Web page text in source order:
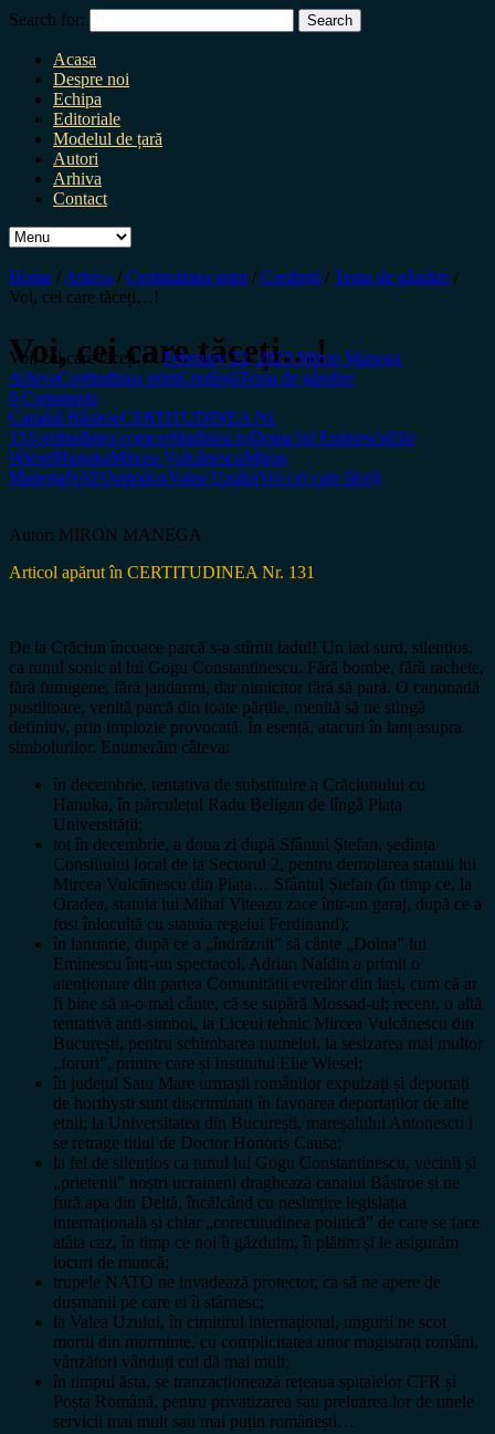
Search for:
Acasa
Despre noi
Echipa
Editoriale
Modelul de țară
Autori
Arhiva
Contact
Home / Arhiva / Certitudinea print / Credință / Tema de gândire /
Voi, cei care tăceți…!
Voi, cei care tăceți…!
Voi, cei care tăceți…! February 22, 2023Miron Manega
ArhivaCertitudinea printCredințăTema de gândire
6 Comments
Canalul BâstroeCERTITUDINEA Nr.
131certitudinea.comcertitudinea.roDoina lui EminescuElie
WieselHanukaMircea VulcănescuMiron
ManegaNATOortodoxValea UzuluiVoi cei care tăceți
Autor: MIRON MANEGA
Articol apărut în CERTITUDINEA Nr. 131
De la Crăciun încoace parcă s-a stîrnit iadul! Un iad surd, silențios,
ca tunul sonic al lui Gogu Constantinescu. Fără bombe, fără rachete,
fără fumigene, fără jandarmi, dar nimicitor fără să pară. O canonadă
pustiitoare, venită parcă din toate părțile, menită să ne stingă
definitiv, prin implozie provocată. În esență, atacuri în lanț asupra
simbolurilor. Enumerăm câteva:
în decembrie, tentativa de substituire a Crăciunului cu
Hanuka, în părculețul Radu Beligan de lîngă Piața
Universității;
tot în decembrie, a doua zi după Sfântul Ștefan, ședința
Consiliului local de la Sectorul 2, pentru demolarea statuii lui
Mircea Vulcănescu din Piața… Sfântul Ștefan (în timp ce, la
Oradea, statuia lui Mihai Viteazu zace într-un garaj, după ce a
fost înlocuită cu statuia regelui Ferdinand);
în ianuarie, după ce a „îndrăznit” să cânte „Doina” lui
Eminescu într-un spectacol, Adrian Naidin a primit o
atenționare din partea Comunității evreilor din Iași, cum că ar
fi bine să n-o mai cânte, că se supără Mossad-ul; recent, o altă
tentativă anti-simbol, la Liceul tehnic Mircea Vulcănescu din
București, pentru schimbarea numelui, la sesizarea mai multor
„foruri”, printre care și Institutul Elie Wiesel;
în județul Satu Mare urmașii românilor expulzați și deportați
de horthyști sunt discriminați în favoarea deportaților de alte
etnii; la Universitatea din București, mareșalului Antonescu i
se retrage titlul de Doctor Honoris Causa;
la fel de silențios ca tunul lui Gogu Constantinescu, vecinii și
„prietenii” noștri ucraineni draghează canalul Bâstroe și ne
fură apa din Deltă, încălcând cu nesimțire legislația
internațională și chiar „corectitudinea politică” de care se face
atâta caz, în timp ce noi îi găzduim, îi plătim și le asigurăm
locuri de muncă;
trupele NATO ne invadează protector, ca să ne apere de
dușmanii pe care ei îi stârnesc;
la Valea Uzului, în cimitirul internațional, ungurii ne scot
morții din morminte, cu complicitatea unor magistrați români,
vânzători vânduți cui dă mai mult;
în timpul ăsta, se tranzacționează rețeaua spitalelor CFR și
Poșta Română, pentru privatizarea sau preluarea lor de unele
servicii mai mult sau mai puțin românești…